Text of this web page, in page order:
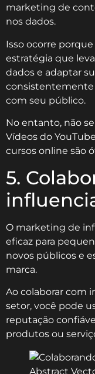
marketing de
nos dados.
Isso ocorre
estratégia que
dados e adaptar
consistentemente
com seu público.
No entanto, não
Vídeos do
cursos online são
5.
O marketing de
eficaz para
novos públicos e
marca.
Ao colaborar com
setor, você pode
reputação
produtos ou